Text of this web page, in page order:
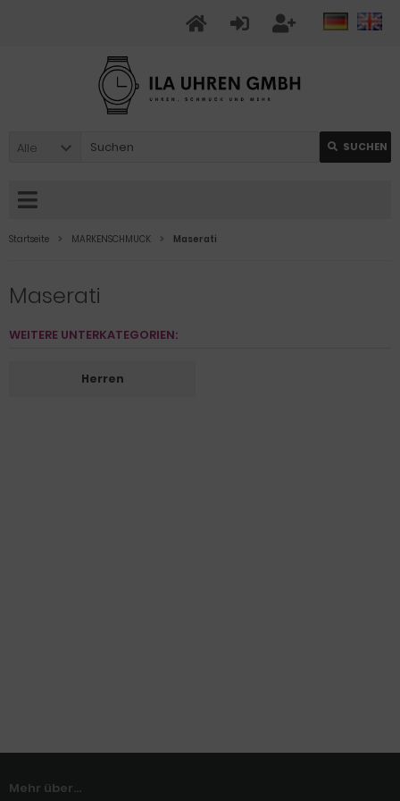
Alle SUCHEN
Startseite MARKENSCHMUCK Maserati
Maserati
WEITERE UNTERKATEGORIEN:
Herren
Mehr über...